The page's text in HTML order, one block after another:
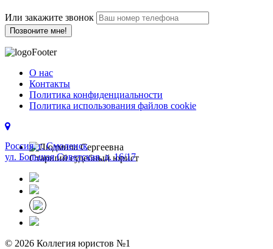
Старший судебный юрист
Или закажите звонок
О нас
Контакты
Политика конфиденциальности
Политика использования файлов cookie
Россия, г. Смоленск
ул. Большая Советская, д. 16/17
© 2026 Коллегия юристов №1